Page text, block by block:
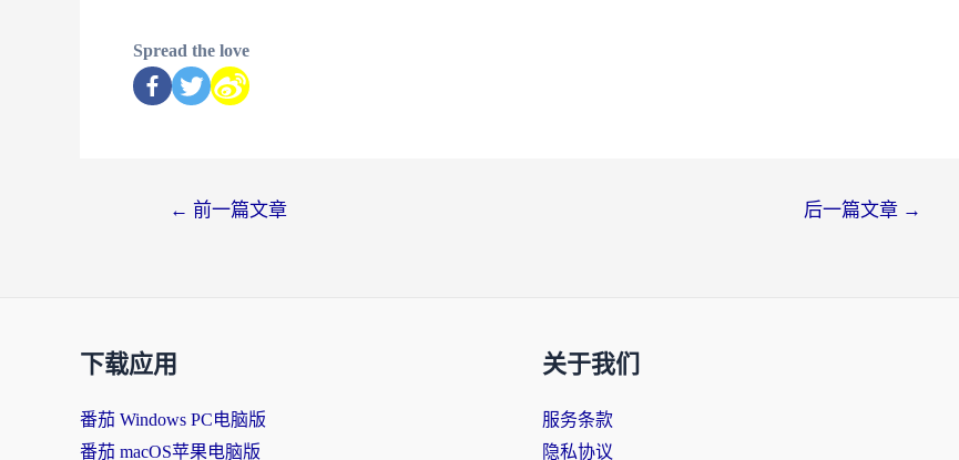
Spread the love
← 前一篇文章 后一篇文章 →
下载应用
番茄 Windows PC电脑版
番茄 macOS苹果电脑版
关于我们
服务条款
隐私协议